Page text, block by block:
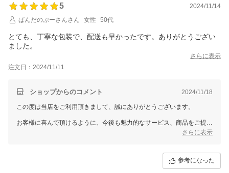
5
2024/11/14
ぱんだのぷーさんさん
女性 50代
とても、丁寧な包装で、配送も早かったです。ありがとうござい
ました。
さらに表示
注文日：2024/11/11
ショップからのコメント 2024/11/18
この度は当店をご利用頂きまして、誠にありがとうございます。
お客様に喜んで頂けるように、今後も魅力的なサービス、商品をご提案
さらに表示
参考になった